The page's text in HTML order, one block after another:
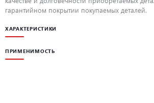
гарантийном покрытии покупаемых деталей.
ХАРАКТЕРИСТИКИ
ПРИМЕНИМОСТЬ